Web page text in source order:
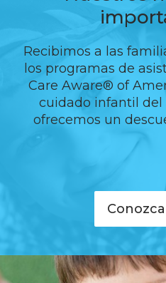
Recibimos a las
los programas de
Care Aware® of
cuidado infantil del
ofrecemos un
Conozca